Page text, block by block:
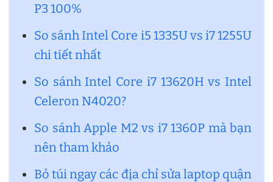
P3 100%
So sánh Intel Core i5 1335U vs i7 1255U
chi tiết nhất
So sánh Intel Core i7 13620H vs Intel
Celeron N4020?
So sánh Apple M2 vs i7 1360P mà bạn
nên tham khảo
Bỏ túi ngay các địa chỉ sửa laptop quận